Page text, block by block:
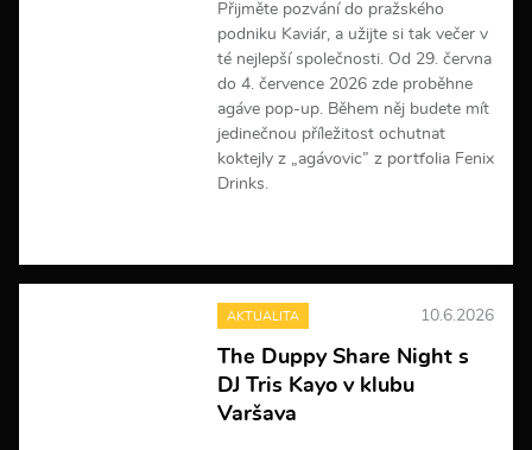
Přijměte pozvání do pražského
podniku Kaviár, a užijte si tak večer v
té nejlepší společnosti. Od 29. června
do 4. července 2026 zde proběhne
agáve pop-up. Během něj budete mít
jedinečnou příležitost ochutnat
koktejly z „agávovic” z portfolia Fenix
Drinks.
e
i
f
o
r
AKTUALITA 10.6.2026
The Duppy Share Night s
DJ Tris Kayo v klubu
Varšava